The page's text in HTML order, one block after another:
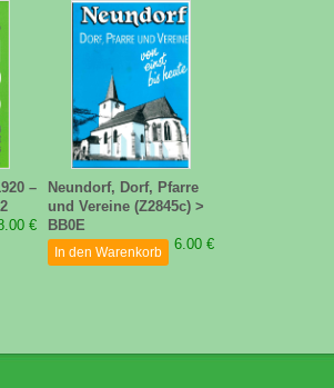
–
€
Neundorf, Dorf, Pfarre
und Vereine (Z2845c) >
BB0E
6.00 €
In den Warenkorb